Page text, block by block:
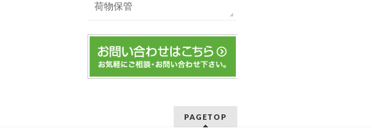
荷物保管
PAGETOP